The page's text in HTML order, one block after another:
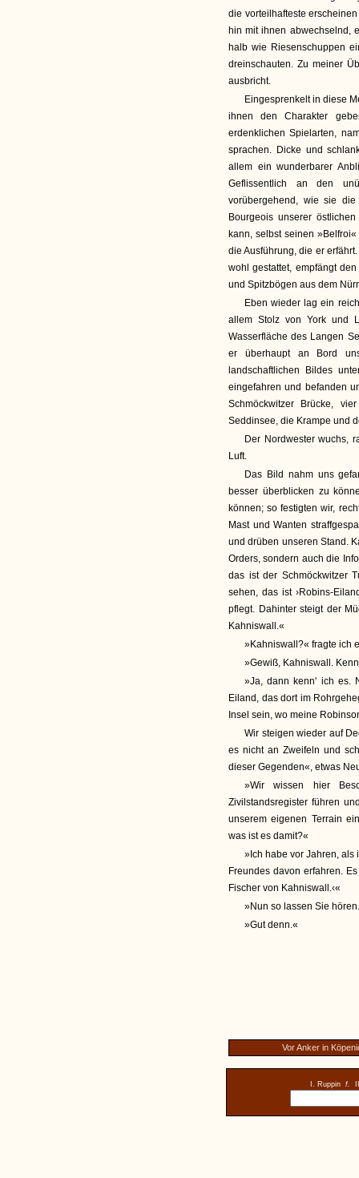
die vorteilhafteste
hin mit ihnen abwechselnd,
halb wie Riesenschuppen
dreinschauten. Zu meiner
ausbricht.
Eingesprenkelt in diese
ihnen den Charakter
erdenklichen Spielarten,
sprachen. Dicke und
allem ein wunderbarer
Geflissentlich an den
vorübergehend, wie sie
Bourgeois unserer
kann, selbst seinen
die Ausführung, die er
wohl gestattet, empfängt
und Spitzbögen aus dem
Eben wieder lag ein
allem Stolz von York und
Wasserfläche des Langen
er überhaupt an Bord
landschaftlichen Bildes
eingefahren und befanden
Schmöckwitzer Brücke,
Seddinsee, die Krampe und
Der Nordwester wuchs,
Luft.
Das Bild nahm uns
besser überblicken zu
können; so festigten wir,
Mast und Wanten
und drüben unseren Stand.
Orders, sondern auch die
das ist der Schmöckwitzer
sehen, das ist ›Robins-
pflegt. Dahinter steigt der
Kahniswall.«
»Kahniswall?« fragte ich
»Gewiß, Kahniswall.
»Ja, dann kenn' ich es.
Eiland, das dort im
Insel sein, wo meine
Wir steigen wieder auf
es nicht an Zweifeln und
dieser Gegenden«, etwas
»Wir wissen hier
Zivilstandsregister führen
unserem eigenen Terrain
was ist es damit?«
»Ich habe vor Jahren, als
Freundes davon erfahren.
Fischer von Kahniswall.‹«
»Nun so lassen Sie
»Gut denn.«
Vor Anker in
I. Ruppin f.